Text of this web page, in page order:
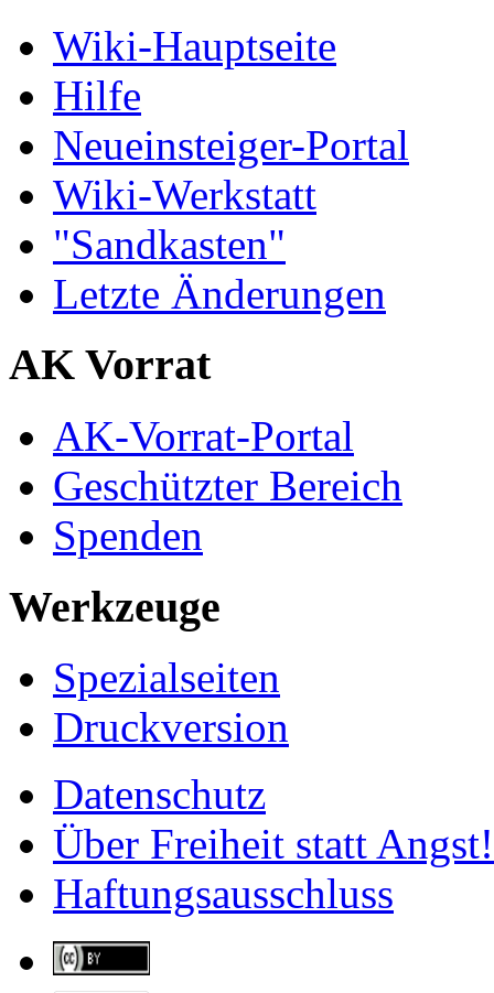
Wiki-Hauptseite
Hilfe
Neueinsteiger-Portal
Wiki-Werkstatt
"Sandkasten"
Letzte Änderungen
AK Vorrat
AK-Vorrat-Portal
Geschützter Bereich
Spenden
Werkzeuge
Spezialseiten
Druckversion
Datenschutz
Über Freiheit statt Angst!
Haftungsausschluss